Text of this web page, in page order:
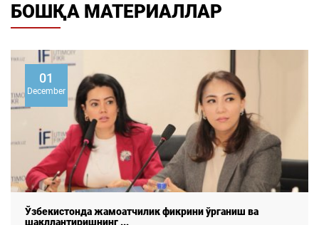
БОШҚА МАТЕРИАЛЛАР
01
December
Ўзбекистонда жамоатчилик фикрини ўрганиш ва
шакллантиришнинг ...